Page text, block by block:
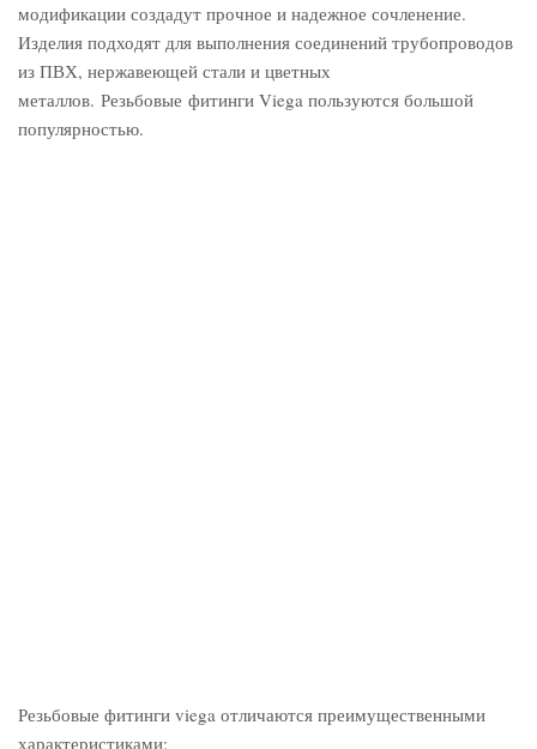
модификации создадут прочное и надежное сочленение.
Изделия подходят для выполнения соединений трубопроводов
из ПВХ, нержавеющей стали и цветных
металлов. Резьбовые фитинги Viega пользуются большой
популярностью.
Резьбовые фитинги viega отличаются преимущественными
характеристиками: